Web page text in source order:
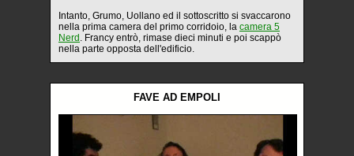
Intanto, Grumo, Uollano ed il sottoscritto si svaccarono
nella prima camera del primo corridoio, la camera 5
Nerd . Francy entrò, rimase dieci minuti e poi scappò
nella parte opposta dell'edificio.
FAVE AD EMPOLI